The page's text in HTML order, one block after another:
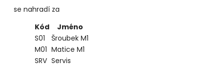
se nahradí za
Kód
Jméno
S01
Šroubek M1
M01 Matice M1
SRV Servis